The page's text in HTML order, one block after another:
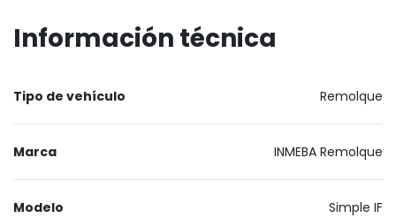
Información técnica
Tipo de vehículo Remolque
Marca INMEBA Remolque
Modelo Simple IF